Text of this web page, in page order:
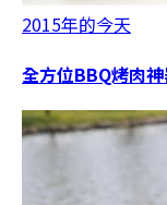
2015年的今天
全方位BBQ烤肉